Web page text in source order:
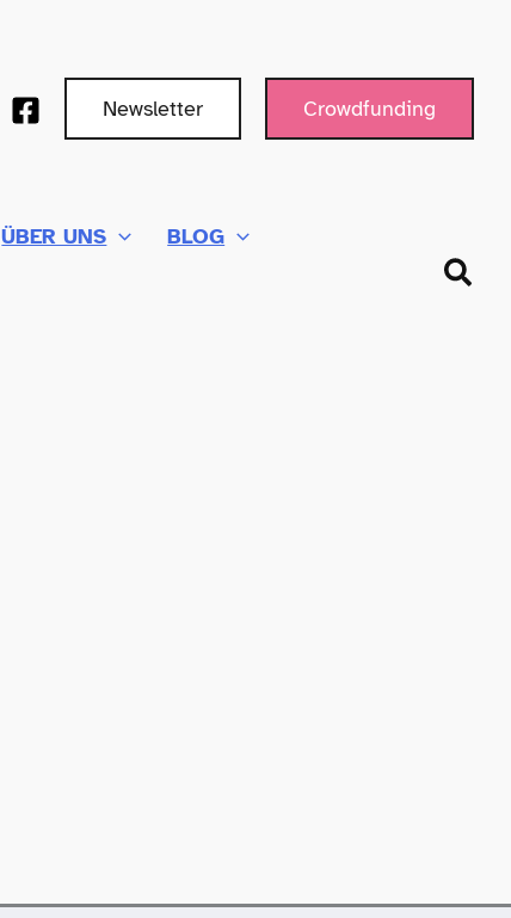
Newsletter Crowdfunding
ÜBER UNS BLOG